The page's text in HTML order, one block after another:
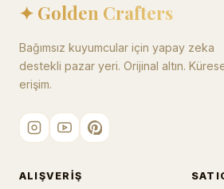
✦ Golden Crafters
Bağımsız kuyumcular için yapay zeka
destekli pazar yeri. Orijinal altın.
erişim.
ALIŞVERIŞ